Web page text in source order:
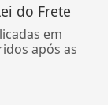
do Frete
em
após as